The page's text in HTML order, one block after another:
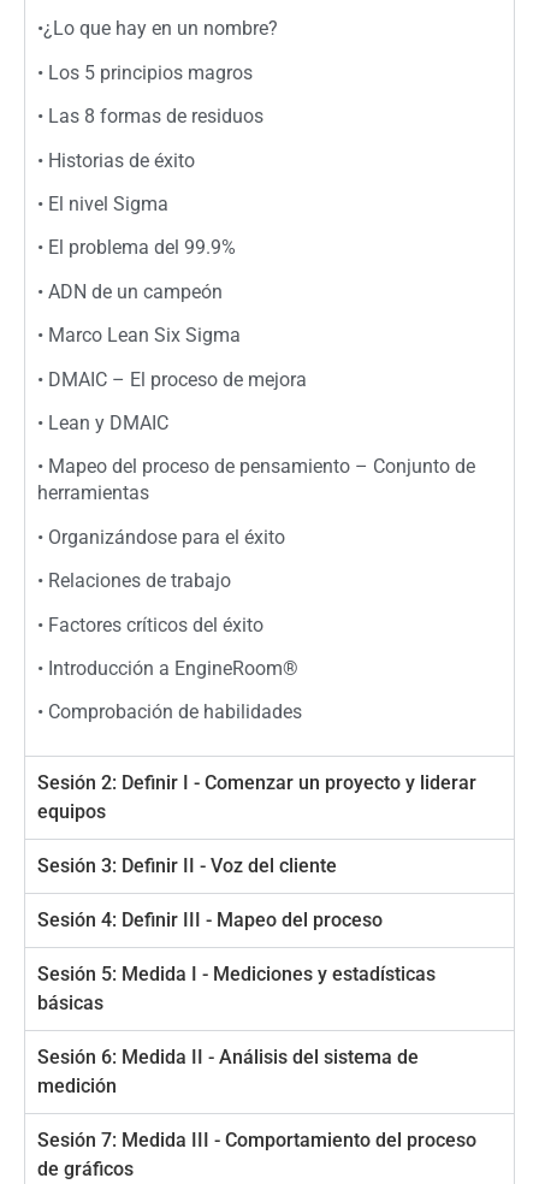
•¿Lo que hay en un nombre?
• Los 5 principios magros
• Las 8 formas de residuos
• Historias de éxito
• El nivel Sigma
• El problema del 99.9%
• ADN de un campeón
• Marco Lean Six Sigma
• DMAIC – El proceso de mejora
• Lean y DMAIC
• Mapeo del proceso de pensamiento – Conjunto de
herramientas
• Organizándose para el éxito
• Relaciones de trabajo
• Factores críticos del éxito
• Introducción a EngineRoom®
• Comprobación de habilidades
Sesión 2: Definir I - Comenzar un proyecto y liderar
equipos
Sesión 3: Definir II - Voz del cliente
Sesión 4: Definir III - Mapeo del proceso
Sesión 5: Medida I - Mediciones y estadísticas
básicas
Sesión 6: Medida II - Análisis del sistema de
medición
Sesión 7: Medida III - Comportamiento del proceso
de gráficos